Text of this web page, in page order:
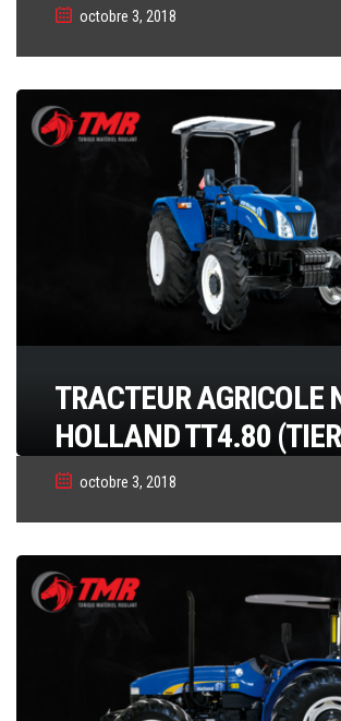
octobre 3, 2018
TRACTEUR AGRICOLE
HOLLAND TT4.80
octobre 3, 2018